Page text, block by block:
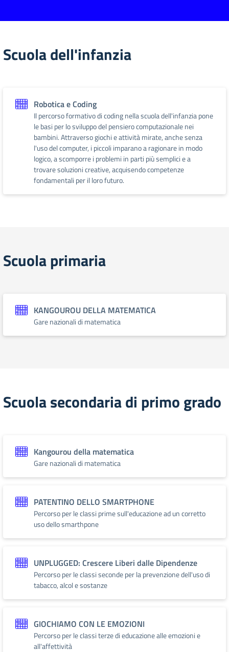
Scuola dell'infanzia
Robotica e Coding
Il percorso formativo di coding nella scuola dell'infanzia pone
le basi per lo sviluppo del pensiero computazionale nei
bambini. Attraverso giochi e attività mirate, anche senza
l'uso del computer, i piccoli imparano a ragionare in modo
logico, a scomporre i problemi in parti più semplici e a
trovare soluzioni creative, acquisendo competenze
fondamentali per il loro futuro.
Scuola primaria
KANGOUROU DELLA MATEMATICA
Gare nazionali di matematica
Scuola secondaria di primo grado
Kangourou della matematica
Gare nazionali di matematica
PATENTINO DELLO SMARTPHONE
Percorso per le classi prime sull'educazione ad un corretto
uso dello smarthpone
UNPLUGGED: Crescere Liberi dalle Dipendenze
Percorso per le classi seconde per la prevenzione dell'uso di
tabacco, alcol e sostanze
GIOCHIAMO CON LE EMOZIONI
Percorso per le classi terze di educazione alle emozioni e
all'affettività